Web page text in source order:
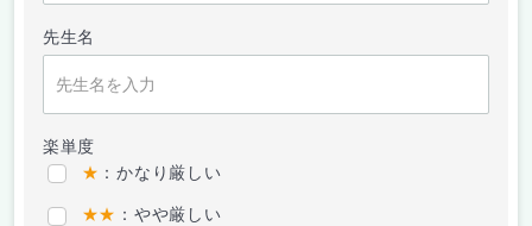
先生名
楽単度
★ ：かなり厳しい
★★ ：やや厳しい